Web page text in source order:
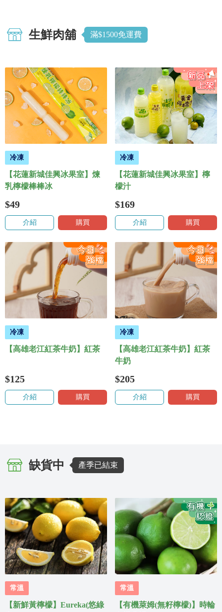
生鮮肉舖 滿$1500免運費
冷凍
【花蓮新城佳興冰果室】煉
乳檸檬棒棒冰
$49
介紹 購買
冷凍
【花蓮新城佳興冰果室】檸
檬汁
$169
介紹 購買
冷凍
【高雄老江紅茶牛奶】紅茶
$125
介紹 購買
冷凍
【高雄老江紅茶牛奶】紅茶
牛奶
$205
介紹 購買
缺貨中 產季已結束
常溫
【新鮮黃檸檬】Eureka(悠綠
常溫
【有機萊姆(無籽檸檬)】時輪